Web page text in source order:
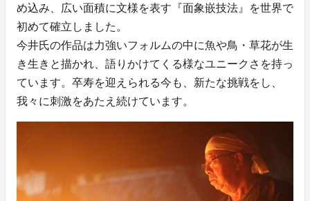
め込み、広い面積に文様を表す『面象嵌技法』を世界で
初めて確立しました。
今井氏の作品は力強いフォルムの中に魚や鳥・草花が生
き生きと描かれ、語りかけてくる様なユニークさを持っ
ています。卒寿を迎えられる今も、新たな挑戦をし、
我々に刺激をあたえ続けています。